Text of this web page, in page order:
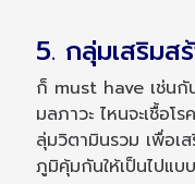
5. กลุ่มเสริมส
ก็ must have เช่นกั
มลภาวะ ไหนจะเชื้อโ
ลุ่มวิตามินรวม เพื่อเ
ภูมิคุ้มกันให้เป็นไปแบ